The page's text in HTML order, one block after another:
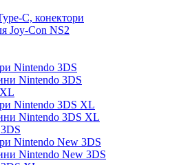
C, конектори
Joy-Con NS2
Nintendo 3DS
Nintendo 3DS
Nintendo 3DS XL
Nintendo 3DS XL
Nintendo New 3DS
Nintendo New 3DS